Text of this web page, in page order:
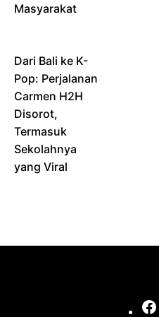
Masyarakat
Dari Bali ke K-
Pop: Perjalanan
Carmen H2H
Disorot,
Termasuk
Sekolahnya
yang Viral